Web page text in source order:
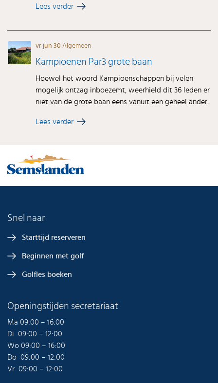
Lees verder
vr jun 30Algemeen
Kampioenen Par3 grote baan
Hoewel het woord Kampioenschappen bij velen
mogelijk ontzag inboezemt, weerhield dit 36 leden er
niet van de grote baan eens vanuit een geheel ander...
Lees verder
Snel naar
Starttijd reserveren
Beginnen met golf
Golfles boeken
Openingstijden secretariaat
Ma 09:00 – 16:00
Di 09:00 – 12:00
Wo 09:00 – 16:00
Do 09:00 – 12:00
Vr 09:00 – 12:00